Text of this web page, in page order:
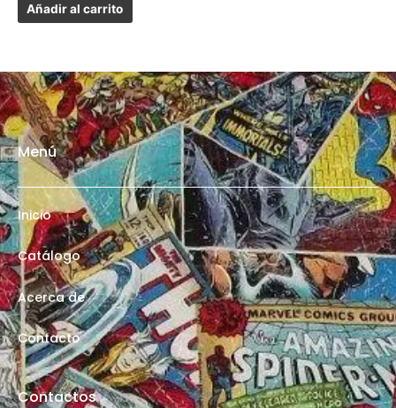
Añadir al carrito
Menú
Inicio
Catálogo
Acerca de
Contacto
Contactos